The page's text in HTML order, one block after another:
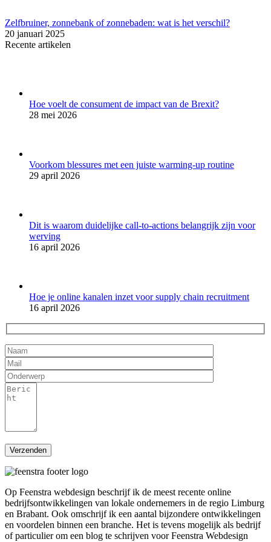
Zelfbruiner, zonnebank of zonnebaden: wat is het verschil?
20 januari 2025
Recente artikelen
Hoe voelt de consument de impact van de Brexit?
28 mei 2026
Voorkom blessures met een juiste warming-up routine
29 april 2026
Dit is waarom duidelijke call-to-actions belangrijk zijn voor
werving
16 april 2026
Hoe je online kanalen inzet voor supply chain recruitment
16 april 2026
Op Feenstra webdesign beschrijf ik de meest recente online
bedrijfsontwikkelingen van lokale ondernemers in de regio Limburg
en Brabant. Ook omschrijf ik een aantal bijzondere ontwikkelingen
en voordelen binnen een branche. Het is tevens mogelijk als bedrijf
of particulier om een blog te schrijven voor Feenstra Webdesign